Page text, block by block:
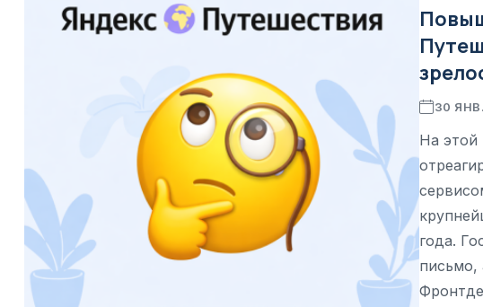
30
На этой
года.
письмо,